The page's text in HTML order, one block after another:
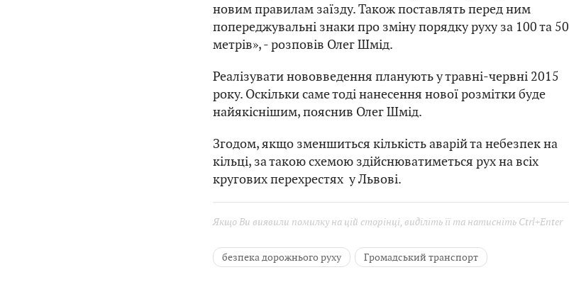
новим правилам заїзду. Також поставлять перед ним
попереджувальні знаки про зміну порядку руху за 100 та 50
метрів», - розповів Олег Шмід.
Реалізувати нововведення планують у травні-червні 2015
року. Оскільки саме тоді нанесення нової розмітки буде
найякіснішим, пояснив Олег Шмід.
Згодом, якщо зменшиться кількість аварій та небезпек на
кільці, за такою схемою здійснюватиметься рух на всіх
кругових перехрестях у Львові.
Якщо Ви виявили помилку на цій сторінці, виділіть її та натисніть Ctrl+Enter
безпека дорожнього руху Громадський транспорт